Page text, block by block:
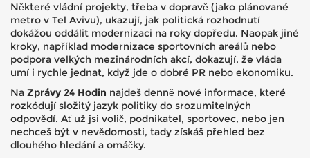
Některé vládní projekty, třeba v dopravě (jako plánované
metro v Tel Avivu), ukazují, jak politická rozhodnutí
dokážou oddálit modernizaci na roky dopředu. Naopak jiné
kroky, například modernizace sportovních areálů nebo
podpora velkých mezinárodních akcí, dokazují, že vláda
umí i rychle jednat, když jde o dobré PR nebo ekonomiku.
Na Zprávy 24 Hodin najdeš denně nové informace, které
rozkódují složitý jazyk politiky do srozumitelných
odpovědí. Ať už jsi volič, podnikatel, sportovec, nebo jen
nechceš být v nevědomosti, tady získáš přehled bez
dlouhého hledání a omáčky.